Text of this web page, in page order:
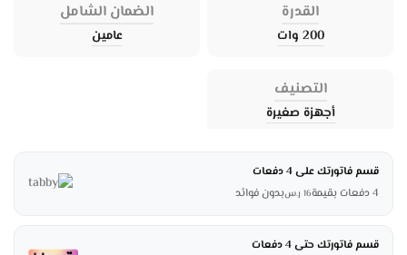
القدرة
200 وات
الضمان الشامل
عامين
التصنيف
أجهزة صغيرة
قسم فاتورتك على 4 دفعات
4 دفعات بقيمة
16 ر.سبدون فوائد
قسم فاتورتك حتى 4 دفعات